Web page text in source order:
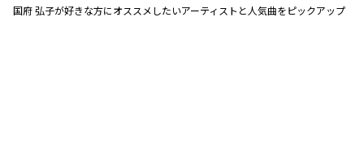
国府 弘子が好きな方にオススメしたいアーティストと人気曲をピックアップ